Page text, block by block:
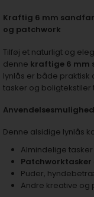
Kraftig 6 mm
og patchwork
Tilføj et naturligt og
denne kraftige 6 mm
lynlås er både praktisk
tasker og
Denne alsidige lynlås
Almindelige
Patchworktasker
Puder,
Andre kreative og